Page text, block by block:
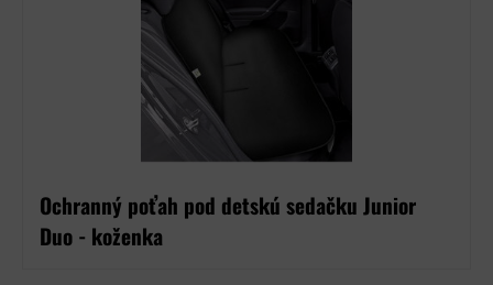
Ochranný poťah pod detskú sedačku Junior
Duo - koženka